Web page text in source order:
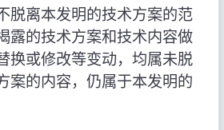
脱离本发明的技术方案的范
露的技术方案和技术内容做
换或修改等变动，均属未脱
案的内容，仍属于本发明的